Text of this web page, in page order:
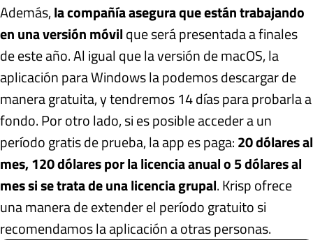
Además,la compañía asegura que están trabajando
en una versión móvilque será presentada a finales
de este año. Al igual que la versión de macOS, la
aplicación para Windows la podemos descargar de
manera gratuita, y tendremos 14 días para probarla a
fondo. Por otro lado, si es posible acceder a un
período gratis de prueba, la app es paga:20 dólares al
mes, 120 dólares por la licencia anual o 5 dólares al
mes si se trata de una licencia grupal. Krisp ofrece
una manera de extender el período gratuito si
recomendamos la aplicación a otras personas.